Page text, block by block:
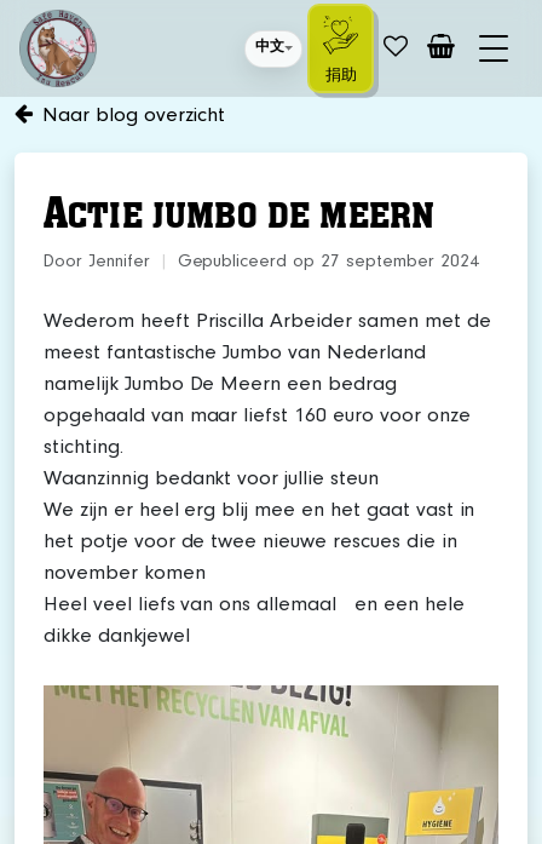
中文
捐助
Naar blog overzicht
ACTIE JUMBO DE MEERN
Door Jennifer Gepubliceerd op 27 september 2024
Wederom heeft Priscilla Arbeider samen met de
meest fantastische Jumbo van Nederland
namelijk Jumbo De Meern een bedrag
opgehaald van maar liefst 160 euro voor onze
stichting.
Waanzinnig bedankt voor jullie steun
We zijn er heel erg blij mee en het gaat vast in
het potje voor de twee nieuwe rescues die in
november komen
Heel veel liefs van ons allemaal en een hele
dikke dankjewel